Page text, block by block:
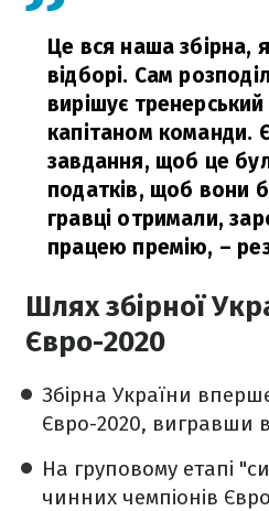
Це вся наша збірна,
відборі. Сам
вирішує
капітаном команди.
завдання, щоб це
податків, щоб вони
гравці отримали,
працею премію, –
Шлях збірної
Євро-2020
Збірна України
Євро-2020, вигравши
На груповому етапі
чинних чемпіонів